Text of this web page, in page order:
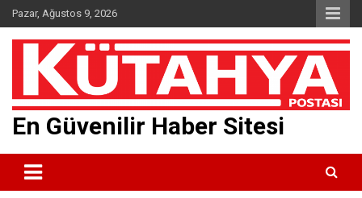
Skip
to
content
Pazar, Ağustos 9, 2026
En Güvenilir Haber Sitesi